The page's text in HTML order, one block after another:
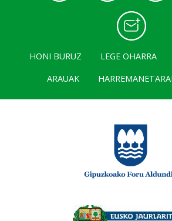
HONI BURUZ LEGE OHARRA
ARAUAK